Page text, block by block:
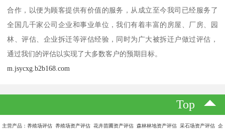
合作，以便为顾客提供有价值的服务，从成立至今我司已经服务了
全国几千家公司企业和事业单位，我们有着丰富的房屋、厂房、园
林、评估、企业拆迁等评估经验，同时为广大被拆迁户做过评估，
通过我们的评估以实现了大多数客户的预期目标。
m.jsycxg.b2b168.com
Top
主营产品：养殖场评估 养殖场资产评估 花卉苗圃资产评估 森林林地资产评估 采石场资产评估 企